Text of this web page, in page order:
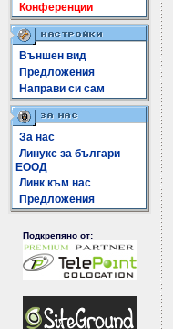
Конференции
Външен вид
Предложения
Направи си сам
За нас
Линукс за българи
ЕООД
Линк към нас
Предложения
Подкрепяно от: